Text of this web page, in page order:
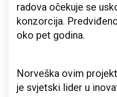
radova očekuje se
konzorcija.
oko pet godina.
Norveška ovim
je svjetski lider u